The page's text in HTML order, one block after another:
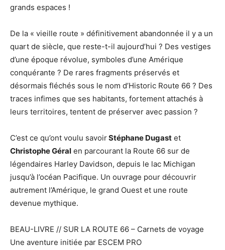
grands espaces !
De la « vieille route » définitivement abandonnée il y a un
quart de siècle, que reste-t-il aujourd’hui ? Des vestiges
d’une époque révolue, symboles d’une Amérique
conquérante ? De rares fragments préservés et
désormais fléchés sous le nom d’Historic Route 66 ? Des
traces infimes que ses habitants, fortement attachés à
leurs territoires, tentent de préserver avec passion ?
C’est ce qu’ont voulu savoirStéphane Dugast et
Christophe Géral en parcourant la Route 66 sur de
légendaires Harley Davidson, depuis le lac Michigan
jusqu’à l’océan Pacifique. Un ouvrage pour découvrir
autrement l’Amérique, le grand Ouest et une route
devenue mythique.
BEAU-LIVRE // SUR LA ROUTE 66 – Carnets de voyage
Une aventure initiée par ESCEM PRO